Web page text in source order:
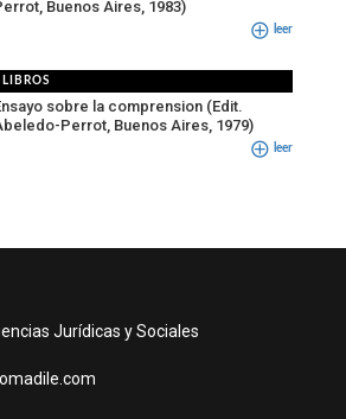
Buenos Aires, 1983)
leer
LIBROS
sobre la comprension (Edit.
Perrot, Buenos Aires, 1979)
leer
Jurídicas y Sociales